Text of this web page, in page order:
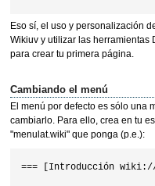
Eso sí, el uso y personalización
Wikiuv y utilizar las herramientas
para crear tu primera página.
Cambiando el menú
El menú por defecto es sólo una
cambiarlo. Para ello, crea en tu
"menulat.wiki" que ponga (p.e.):
=== [Introducción